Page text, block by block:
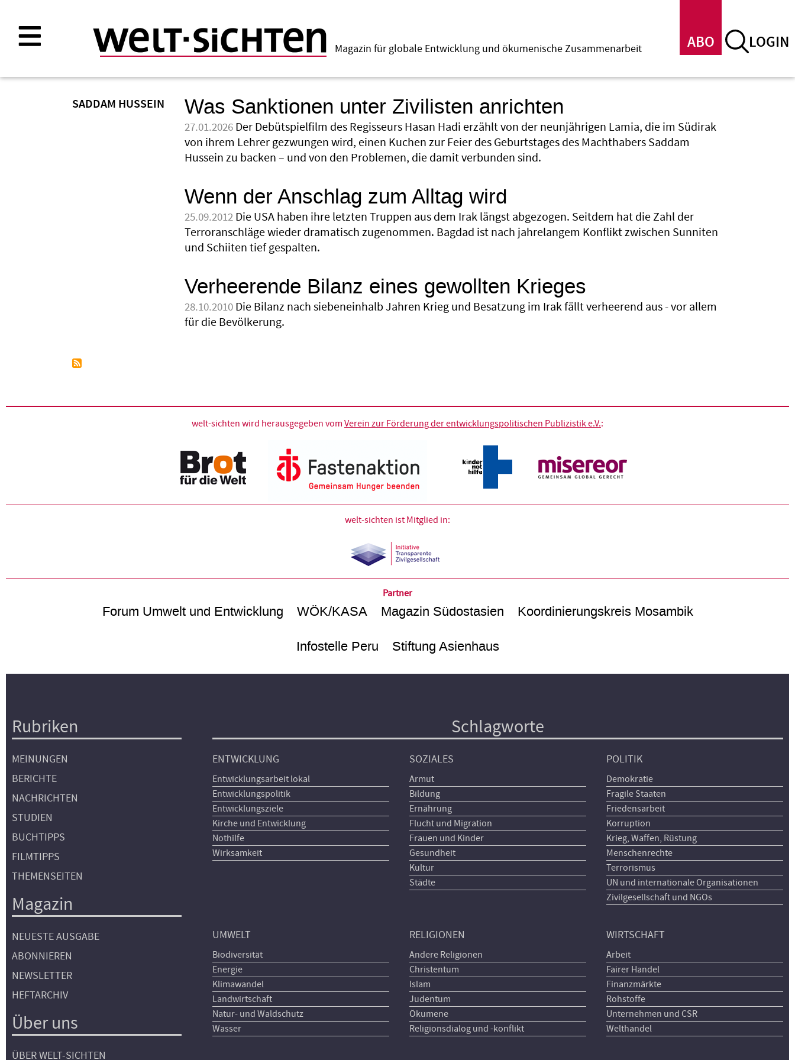
Inhalt
ABO LOGIN
Magazin für globale Entwicklung und ökumenische Zusammenarbeit
SADDAM HUSSEIN Was Sanktionen unter Zivilisten anrichten
27.01.2026 Der Debütspielfilm des Regisseurs Hasan Hadi erzählt von der neunjährigen Lamia, die im Südirak
von ihrem Lehrer gezwungen wird, einen Kuchen zur Feier des Geburtstages des Machthabers Saddam
Hussein zu backen – und von den Problemen, die damit verbunden sind.
Wenn der Anschlag zum Alltag wird
25.09.2012 Die USA haben ihre letzten Truppen aus dem Irak längst abgezogen. Seitdem hat die Zahl der
Terroranschläge wieder dramatisch zugenommen. Bagdad ist nach jahrelangem Konflikt zwischen Sunniten
und Schiiten tief gespalten.
Verheerende Bilanz eines gewollten Krieges
28.10.2010 Die Bilanz nach siebeneinhalb Jahren Krieg und Besatzung im Irak fällt verheerend aus - vor allem
für die Bevölkerung.
welt-sichten wird herausgegeben vom Verein zur Förderung der entwicklungspolitischen Publizistik e.V.:
welt-sichten ist Mitglied in:
Partner
Forum Umwelt und Entwicklung WÖK/KASA Magazin Südostasien Koordinierungskreis Mosambik
Infostelle Peru Stiftung Asienhaus
Hauptnavigation
Rubriken
MEINUNGEN
BERICHTE
NACHRICHTEN
STUDIEN
BUCHTIPPS
FILMTIPPS
THEMENSEITEN
Magazin
NEUESTE AUSGABE
ABONNIEREN
NEWSLETTER
HEFTARCHIV
Über uns
ÜBER WELT-SICHTEN
Schlagworte
ENTWICKLUNG
Entwicklungsarbeit lokal
Entwicklungspolitik
Entwicklungsziele
Kirche und Entwicklung
Nothilfe
Wirksamkeit
SOZIALES
Armut
Bildung
Ernährung
Flucht und Migration
Frauen und Kinder
Gesundheit
Kultur
Städte
POLITIK
Demokratie
Fragile Staaten
Friedensarbeit
Korruption
Krieg, Waffen, Rüstung
Menschenrechte
Terrorismus
UN und internationale Organisationen
Zivilgesellschaft und NGOs
UMWELT
Biodiversität
Energie
Klimawandel
Landwirtschaft
Natur- und Waldschutz
Wasser
RELIGIONEN
Andere Religionen
Christentum
Islam
Judentum
Ökumene
Religionsdialog und -konflikt
WIRTSCHAFT
Arbeit
Fairer Handel
Finanzmärkte
Rohstoffe
Unternehmen und CSR
Welthandel